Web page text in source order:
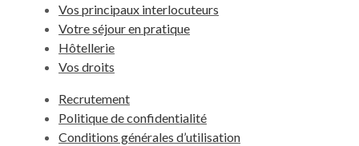
Vos principaux interlocuteurs
Votre séjour en pratique
Hôtellerie
Vos droits
Recrutement
Politique de confidentialité
Conditions générales d’utilisation